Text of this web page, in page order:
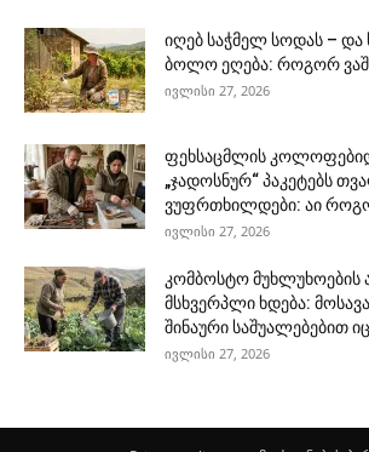
იღებ საჭმელ სოდას – და
ბოლო ეღება: როგორ
ივლისი 27, 2026
ფეხსაცმლის
„ჯადოსნურ“ პაკეტებს
ვუფრთხილდები: აი
ივლისი 27, 2026
კომბოსტო მუხლუხოების
მსხვერპლი ხდება:
შინაური საშუალებებით
ივლისი 27, 2026